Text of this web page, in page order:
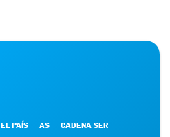
EL PAÍS AS CADENA SER